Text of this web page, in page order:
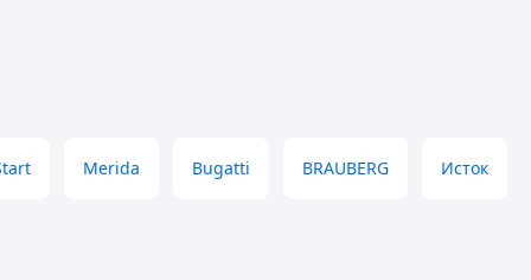
Merida Bugatti BRAUBERG Исток